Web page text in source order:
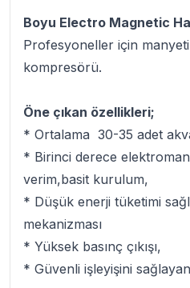
Boyu Electro Magnetic
Profesyoneller için
kompresörü.
Öne çıkan özellikleri;
* Ortalama 30-35 adet
* Birinci derece
verim,basit kurulum,
* Düşük enerji tüketimi
mekanizması
* Yüksek basınç çıkışı,
* Güvenli işleyişini